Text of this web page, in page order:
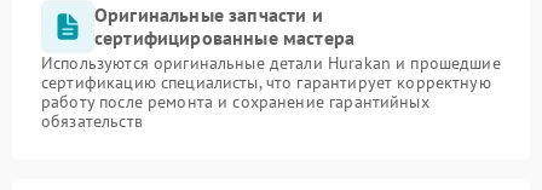
Оригинальные запчасти и
сертифицированные мастера
Используются оригинальные детали Hurakan и прошедшие
сертификацию специалисты, что гарантирует корректную
работу после ремонта и сохранение гарантийных
обязательств